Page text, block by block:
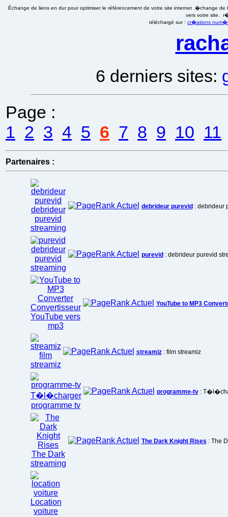
Échange de liens en dur pour optimiser le référencement de votre site internet .�change
vers votre site.
téléchargé sur : cr�ations
6 derniers sites:
Page :
1 2 3 4 5 6 7 8 9 10 11
Partenaires :
debrideur purevid : debrideur
purevid : debrideur purevid
YouTube to MP3
streamiz: film streamiz
programme-tv:
The Dark Knight Rises : The